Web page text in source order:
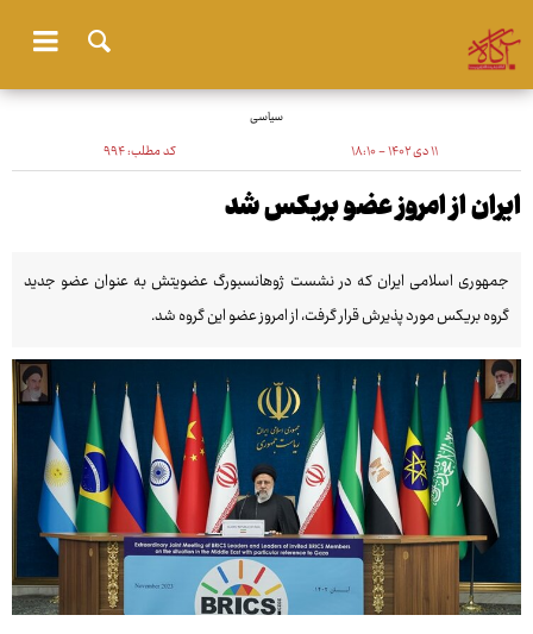
سیاسی
۱۱ دی ۱۴۰۲ - ۱۸:۱۰ کد مطلب:۹۹۴
ایران از امروز عضو بریکس شد
جمهوری اسلامی ایران که در نشست ژوهانسبورگ عضویتش به عنوان عضو جدید
گروه بریکس مورد پذیرش قرار گرفت، از امروز عضو این گروه شد.